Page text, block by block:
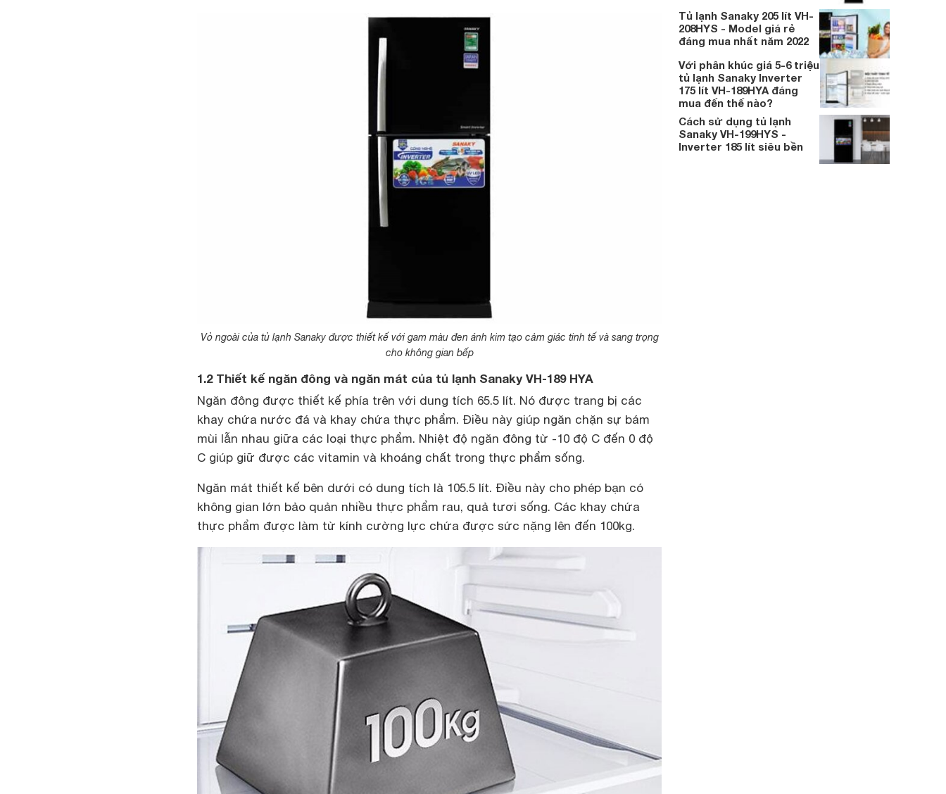
Vỏ ngoài của tủ lạnh Sanaky được thiết kế với gam màu đen ánh kim tạo cảm giác tinh tế và sang trọng
cho không gian bếp
1.2 Thiết kế ngăn đông và ngăn mát của tủ lạnh Sanaky VH-189 HYA
Ngăn đông được thiết kế phía trên với dung tích 65.5 lít. Nó được trang bị các
khay chứa nước đá và khay chứa thực phẩm. Điều này giúp ngăn chặn sự bám
mùi lẫn nhau giữa các loại thực phẩm. Nhiệt độ ngăn đông từ -10 độ C đến 0 độ
C giúp giữ được các vitamin và khoáng chất trong thực phẩm sống.
Ngăn mát thiết kế bên dưới có dung tích là 105.5 lít. Điều này cho phép bạn có
không gian lớn bảo quản nhiều thực phẩm rau, quả tươi sống. Các khay chứa
thực phẩm được làm từ kính cường lực chứa được sức nặng lên đến 100kg.
Tủ lạnh Sanaky 205 lít VH-
208HYS - Model giá rẻ
đáng mua nhất năm 2022
Với phân khúc giá 5-6 triệu
tủ lạnh Sanaky Inverter
175 lít VH-189HYA đáng
mua đến thế nào?
Cách sử dụng tủ lạnh
Sanaky VH-199HYS -
Inverter 185 lít siêu bền